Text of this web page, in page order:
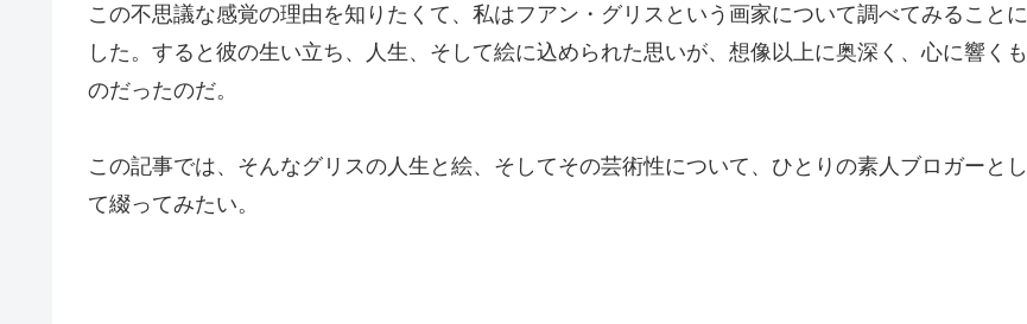
この不思議な感覚の理由を知りたくて、私はフアン・グリスという画家について調べてみることに
した。すると彼の生い立ち、人生、そして絵に込められた思いが、想像以上に奥深く、心に響くも
のだったのだ。
この記事では、そんなグリスの人生と絵、そしてその芸術性について、ひとりの素人ブロガーとし
て綴ってみたい。